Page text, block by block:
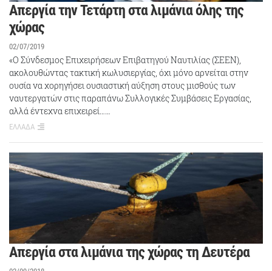
Απεργία την Τετάρτη στα λιμάνια όλης της
χώρας
02/07/2019
«Ο Σύνδεσμος Επιχειρήσεων Επιβατηγού Ναυτιλίας (ΣΕΕΝ),
ακολουθώντας τακτική κωλυσιεργίας, όχι μόνο αρνείται στην
ουσία να χορηγήσει ουσιαστική αύξηση στους μισθούς των
ναυτεργατών στις παραπάνω Συλλογικές Συμβάσεις Εργασίας,
αλλά έντεχνα επιχειρεί……
ΕΛΛΑΔΑ
Απεργία στα λιμάνια της χώρας τη Δευτέρα